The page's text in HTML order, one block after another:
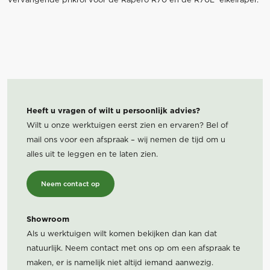
Heeft u vragen of wilt u persoonlijk advies?
Wilt u onze werktuigen eerst zien en ervaren? Bel of
mail ons voor een afspraak – wij nemen de tijd om u
alles uit te leggen en te laten zien.
Neem contact op
Showroom
Als u werktuigen wilt komen bekijken dan kan dat
natuurlijk. Neem contact met ons op om een afspraak te
maken, er is namelijk niet altijd iemand aanwezig.